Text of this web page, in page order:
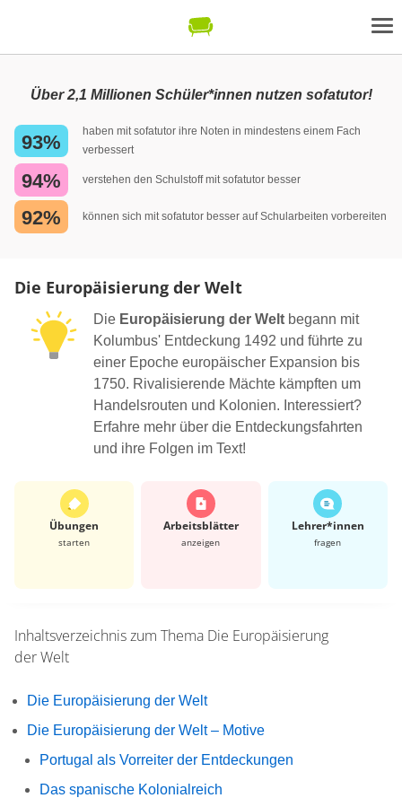
Über 2,1 Millionen Schüler*innen nutzen sofatutor!
93%
haben mit sofatutor ihre Noten in mindestens einem Fach
verbessert
94% verstehen den Schulstoff mit sofatutor besser
92% können sich mit sofatutor besser auf Schularbeiten vorbereiten
Die Europäisierung der Welt
Die Europäisierung der Welt begann mit
Kolumbus' Entdeckung 1492 und führte zu
einer Epoche europäischer Expansion bis
1750. Rivalisierende Mächte kämpften um
Handelsrouten und Kolonien. Interessiert?
Erfahre mehr über die Entdeckungsfahrten
und ihre Folgen im Text!
Übungen
starten
Arbeits­blätter
anzeigen
Lehrer*​innen
fragen
Inhaltsverzeichnis zum Thema Die Europäisierung
der Welt
Die Europäisierung der Welt
Die Europäisierung der Welt – Motive
Portugal als Vorreiter der Entdeckungen
Das spanische Kolonialreich